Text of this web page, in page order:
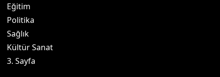
Eğitim
Politika
Sağlık
Kültür Sanat
3. Sayfa